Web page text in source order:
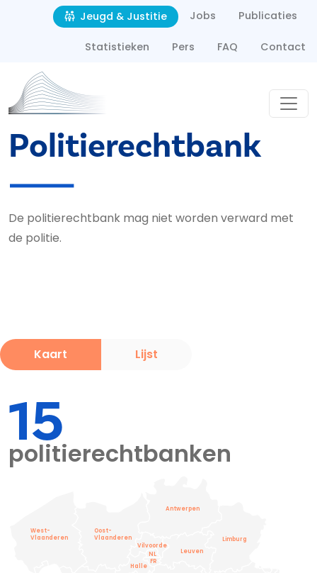
Overslaan en naar de inhoud gaan
Second navigation
Jeugd & Justitie Jobs Publicaties
Statistieken Pers FAQ Contact
Politierechtbank
De politierechtbank mag niet worden verward met
de politie.
Kaart Lijst
15
politierechtbanken
West-
Vlaanderen
Oost-
Vlaanderen
Antwerpen
NL
FR
Leuven
Limburg
Vilvoorde
Halle